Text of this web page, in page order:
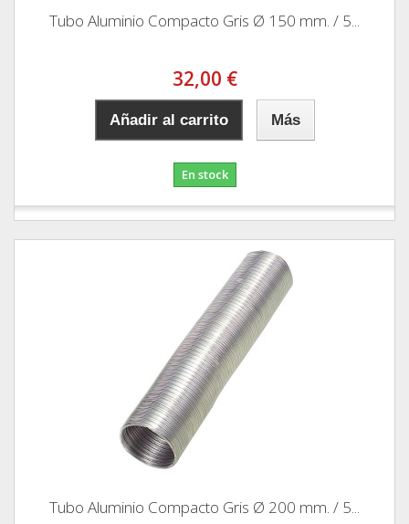
Tubo Aluminio Compacto Gris Ø 150 mm. / 5...
32,00 €
Añadir al carrito Más
En stock
Tubo Aluminio Compacto Gris Ø 200 mm. / 5...